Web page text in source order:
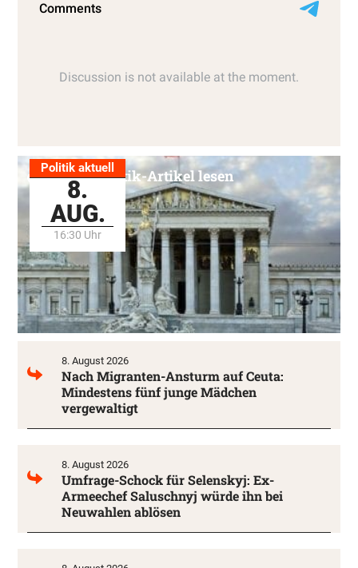
Politik aktuell
8.
AUG.
16:30 Uhr
Alle Politik-Artikel lesen
8. August 2026
Nach Migranten-Ansturm auf Ceuta:
Mindestens fünf junge Mädchen
vergewaltigt
8. August 2026
Umfrage-Schock für Selenskyj: Ex-
Armeechef Saluschnyj würde ihn bei
Neuwahlen ablösen